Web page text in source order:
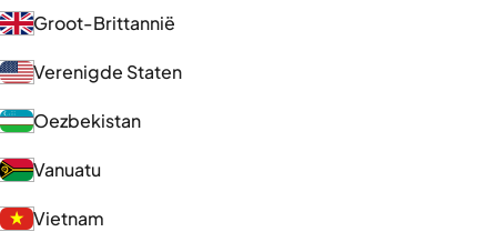
Groot-Brittannië
Verenigde Staten
Oezbekistan
Vanuatu
Vietnam